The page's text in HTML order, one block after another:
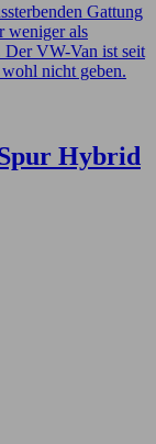
Gattung
weniger als
Der VW-Van ist seit
nicht geben.
Hybrid